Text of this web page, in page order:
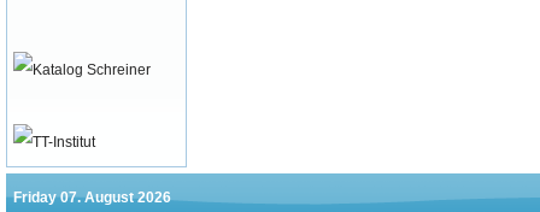
Friday 07. August 2026